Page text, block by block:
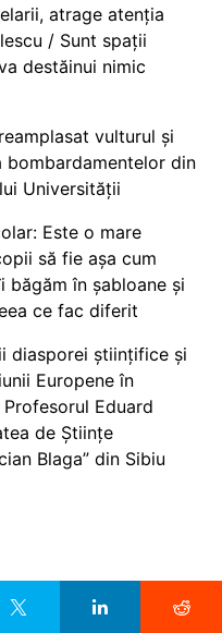
atrage atenția
/ Sunt spații
destăinui nimic
vulturul și
din
Universității
Este o mare
să fie așa cum
băgăm în șabloane și
ce fac diferit
diasporei științifice și
Europene în
Eduard
de Științe
Blaga” din Sibiu